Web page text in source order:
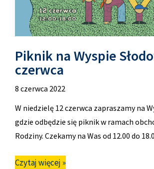
Piknik na Wyspie
czerwca
8 czerwca 2022
W niedzielę 12 czerwca zapraszamy na
gdzie odbędzie się piknik w ramach
Rodziny. Czekamy na Was od 12.00 do
Czytaj więcej »